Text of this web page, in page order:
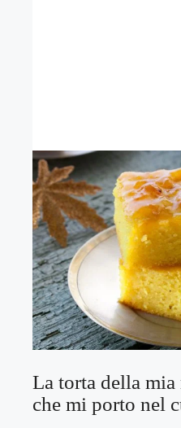
La torta della mia
che mi porto nel